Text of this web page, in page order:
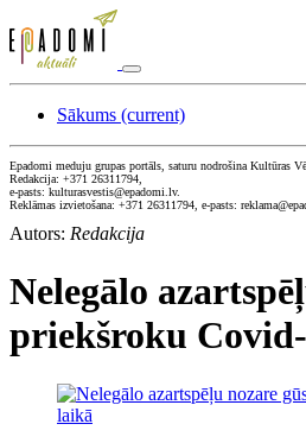
Sākums (current)
Epadomi meduju grupas portāls, saturu nodrošina Kultūras
Redakcija: +371 26311794,
e-pasts: kulturasvestis@epadomi.lv.
Reklāmas izvietošana: +371 26311794, e-pasts:
Autors: Redakcija
Nelegālo
priekšroku